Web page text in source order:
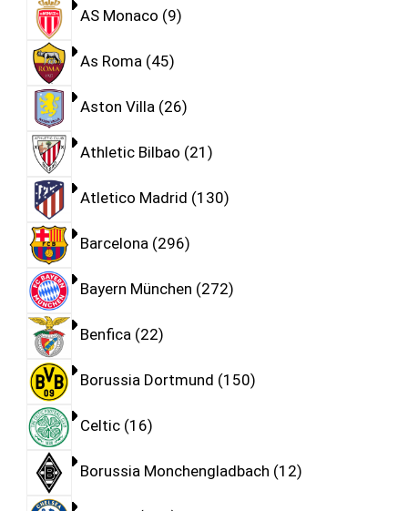
AS Monaco 9
As Roma 45
Aston Villa 26
Athletic Bilbao 21
Atletico Madrid 130
Barcelona 296
Bayern München 272
Benfica 22
Borussia Dortmund 150
Celtic 16
Borussia Monchengladbach 12